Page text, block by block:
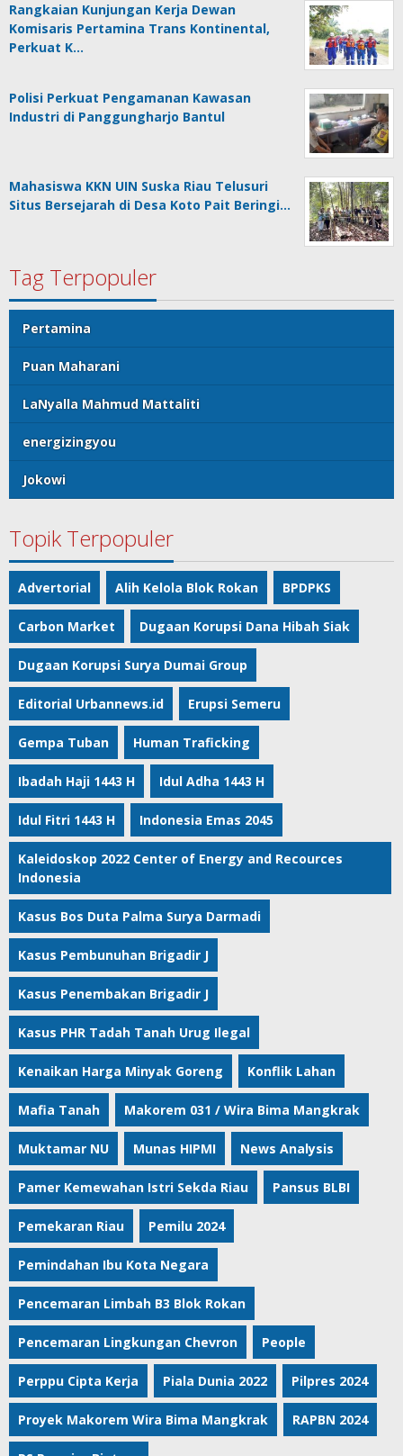
Rangkaian Kunjungan Kerja Dewan
Komisaris Pertamina Trans Kontinental,
Perkuat K…
Polisi Perkuat Pengamanan Kawasan
Industri di Panggungharjo Bantul
Mahasiswa KKN UIN Suska Riau Telusuri
Situs Bersejarah di Desa Koto Pait Beringi…
Tag Terpopuler
Pertamina
Puan Maharani
LaNyalla Mahmud Mattaliti
energizingyou
Jokowi
Topik Terpopuler
Advertorial Alih Kelola Blok Rokan BPDPKS
Carbon Market Dugaan Korupsi Dana Hibah Siak
Dugaan Korupsi Surya Dumai Group
Editorial Urbannews.id Erupsi Semeru
Gempa Tuban Human Traficking
Ibadah Haji 1443 H Idul Adha 1443 H
Idul Fitri 1443 H Indonesia Emas 2045
Kaleidoskop 2022 Center of Energy and Recources
Indonesia
Kasus Bos Duta Palma Surya Darmadi
Kasus Pembunuhan Brigadir J
Kasus Penembakan Brigadir J
Kasus PHR Tadah Tanah Urug Ilegal
Kenaikan Harga Minyak Goreng Konflik Lahan
Mafia Tanah Makorem 031 / Wira Bima Mangkrak
Muktamar NU Munas HIPMI News Analysis
Pamer Kemewahan Istri Sekda Riau Pansus BLBI
Pemekaran Riau Pemilu 2024
Pemindahan Ibu Kota Negara
Pencemaran Limbah B3 Blok Rokan
Pencemaran Lingkungan Chevron People
Perppu Cipta Kerja Piala Dunia 2022 Pilpres 2024
Proyek Makorem Wira Bima Mangkrak RAPBN 2024